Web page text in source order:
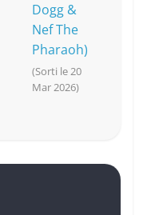
Dogg &
Nef The
Pharaoh)
(Sorti le 20
Mar 2026)